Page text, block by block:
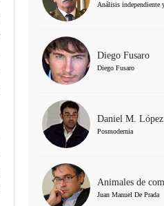
Análisis independiente
Diego Fusaro
Diego Fusaro
Daniel M.
Posmodernia
Animales de
Juan Manuel De Prada